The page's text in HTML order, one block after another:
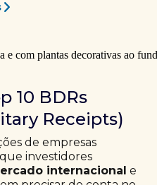
10 BDRs
Receipts)
de empresas
investidores
internacional e